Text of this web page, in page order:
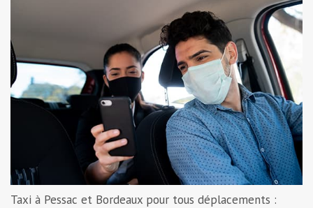
Taxi à Pessac et Bordeaux pour tous déplacements :